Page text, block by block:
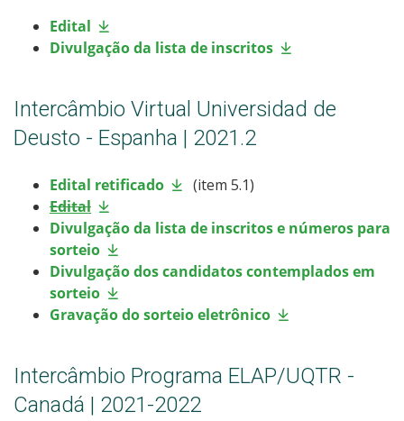
Edital
Divulgação da lista de inscritos
Intercâmbio Virtual Universidad de
Deusto - Espanha | 2021.2
Edital retificado
(item 5.1)
Edital
Divulgação da lista de inscritos e números para
sorteio
Divulgação dos candidatos contemplados em
sorteio
Gravação do sorteio eletrônico
Intercâmbio Programa ELAP/UQTR -
Canadá | 2021-2022